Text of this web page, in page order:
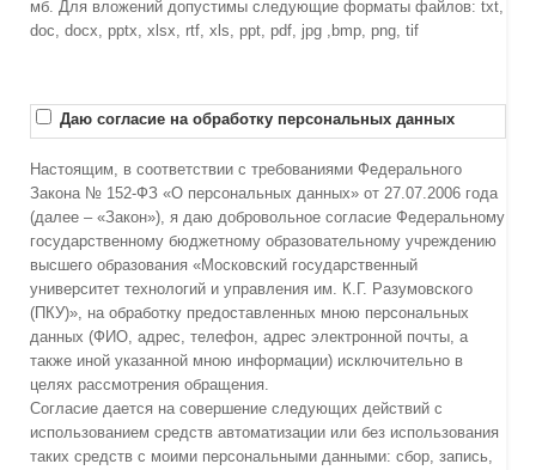
мб. Для вложений допустимы следующие форматы файлов: txt,
doc, docx, pptx, xlsx, rtf, xls, ppt, pdf, jpg ,bmp, png, tif
Даю согласие на обработку персональных данных
Настоящим, в соответствии с требованиями Федерального
Закона № 152-ФЗ «О персональных данных» от 27.07.2006 года
(далее – «Закон»), я даю добровольное согласие Федеральному
государственному бюджетному образовательному учреждению
высшего образования «Московский государственный
университет технологий и управления им. К.Г. Разумовского
(ПКУ)», на обработку предоставленных мною персональных
данных (ФИО, адрес, телефон, адрес электронной почты, а
также иной указанной мною информации) исключительно в
целях рассмотрения обращения.
Согласие дается на совершение следующих действий с
использованием средств автоматизации или без использования
таких средств с моими персональными данными: сбор, запись,